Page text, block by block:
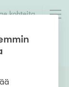
kohteita